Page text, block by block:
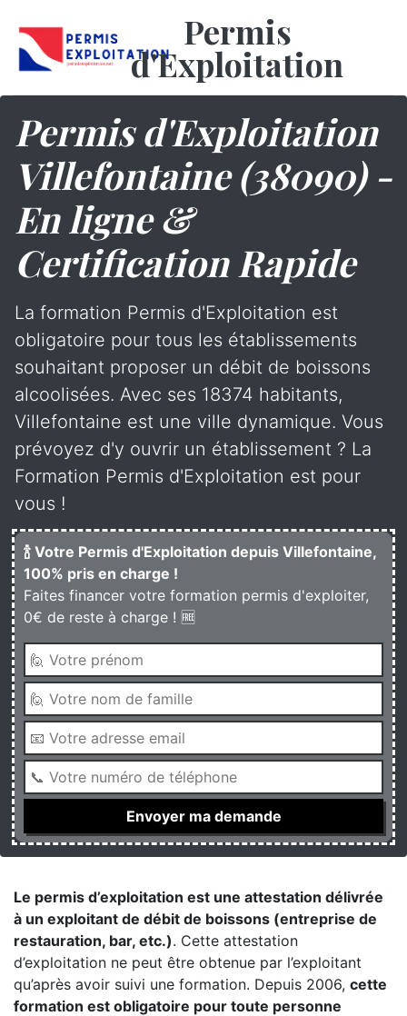
Permis
d'Exploitation
Permis d'Exploitation
Villefontaine (38090) -
En ligne &
Certification Rapide
La formation Permis d'Exploitation est
obligatoire pour tous les établissements
souhaitant proposer un débit de boissons
alcoolisées. Avec ses 18374 habitants,
Villefontaine est une ville dynamique. Vous
prévoyez d'y ouvrir un établissement ? La
Formation Permis d'Exploitation est pour
vous !
🍾 Votre Permis d'Exploitation depuis Villefontaine,
100% pris en charge !
Faites financer votre formation permis d'exploiter,
0€ de reste à charge ! 🆓
Le permis d’exploitation est une attestation délivrée
à un exploitant de débit de boissons (entreprise de
restauration, bar, etc.). Cette attestation
d’exploitation ne peut être obtenue par l’exploitant
qu’après avoir suivi une formation. Depuis 2006, cette
formation est obligatoire pour toute personne